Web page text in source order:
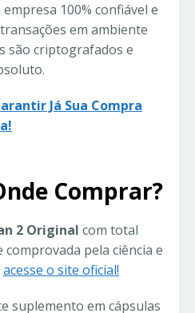
100% confiável e
em ambiente
são criptografados e
Já Sua Compra
Comprar?
2 Original com total
pela ciência e
acesse o site oficial!
suplemento em cápsulas